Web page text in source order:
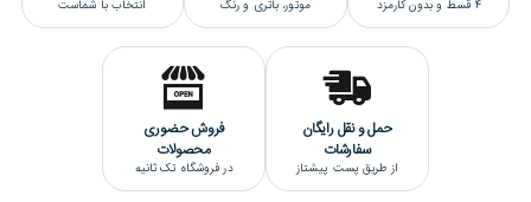
4 قسط و بدون کارمزد موتور، باتری و رنگ انتخاب با شماست
حمل و نقل رایگان
سفارشات
از طریق پست پیشتاز
فروش حضوری
محصولات
در فروشگاه تک ثانیه